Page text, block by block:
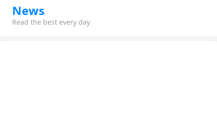
News
Read the best every day